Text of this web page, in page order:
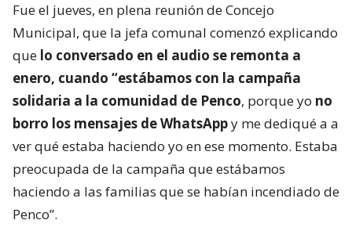
Fue el jueves, en plena reunión de Concejo
Municipal, que la jefa comunal comenzó explicando
que lo conversado en el audio se remonta a
enero, cuando “estábamos con la campaña
solidaria a la comunidad de Penco, porque yo no
borro los mensajes de WhatsAppy me dediqué a a
ver qué estaba haciendo yo en ese momento. Estaba
preocupada de la campaña que estábamos
haciendo a las familias que se habían incendiado de
Penco”.